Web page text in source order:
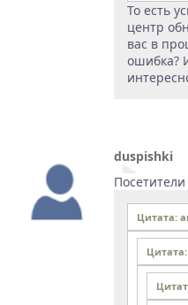
То есть
центр
вас в
ошибка?
duspishki
Цитата: